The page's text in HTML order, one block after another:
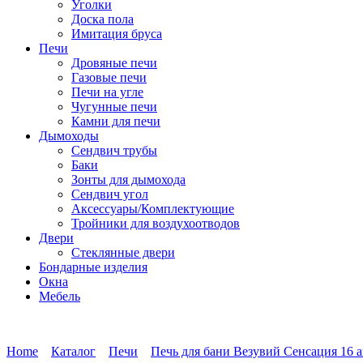
Уголки
Доска пола
Имитация бруса
Печи
Дровяные печи
Газовые печи
Печи на угле
Чугунные печи
Камни для печи
Дымоходы
Сендвич трубы
Баки
Зонты для дымохода
Сендвич угол
Аксессуары/Комплектующие
Тройники для воздухоотводов
Двери
Стеклянные двери
Бондарные изделия
Окна
Мебель
Home Каталог Печи Печь для бани Везувий Сенсация 16